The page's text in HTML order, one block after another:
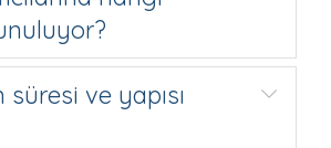
süresi ve yapısı